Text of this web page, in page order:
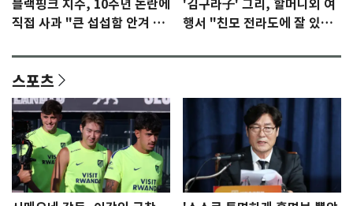
블랙핑크 지수, 10주년 논란에
직접 사과 "큰 섭섭함 안겨 미
'김구라子' 그리, 할머니외 여
행서 "친모 전라도에 잘 있
스포츠